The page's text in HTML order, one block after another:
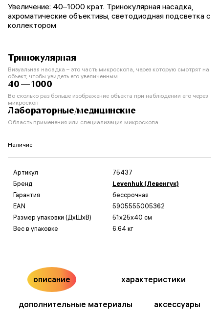
Увеличение: 40–1000 крат. Тринокулярная насадка,
ахроматические объективы, светодиодная подсветка с
коллектором
Тринокулярная
Визуальная насадка – это часть микроскопа, через которую смотрят на
объект, чтобы увидеть его увеличенным
40 — 1000
Во сколько раз больше изображение объекта при наблюдении его через
микроскоп
Лабораторные/медицинские
Область применения или специализация микроскопа
Наличие
Артикул
75437
Бренд
Levenhuk (Левенгук)
Гарантия
бессрочная
EAN
5905555005362
Размер упаковки (ДxШxВ)
51x25x40 см
Вес в упаковке
6.64 кг
описание характеристики
дополнительные материалы аксессуары